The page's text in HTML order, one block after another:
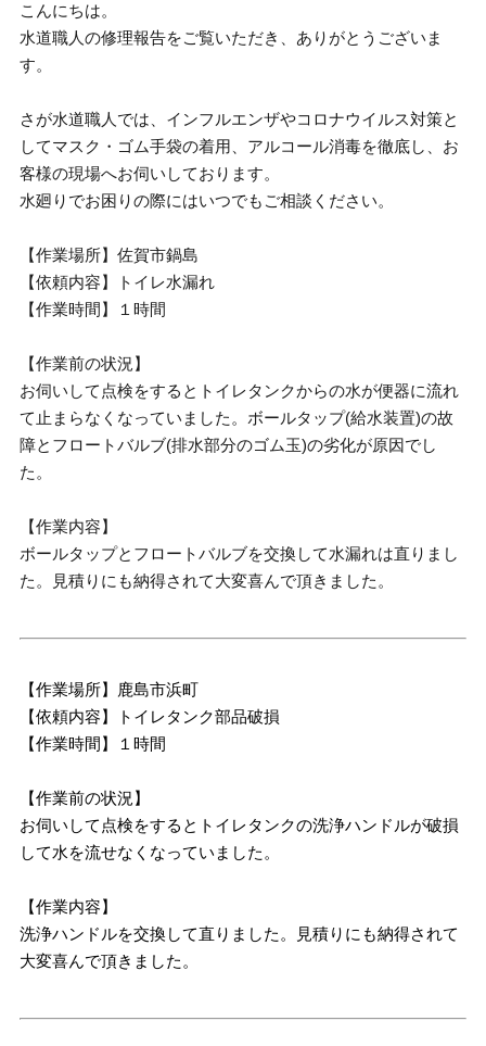
こんにちは。
水道職人の修理報告をご覧いただき、ありがとうございま
す。
さが水道職人では、インフルエンザやコロナウイルス対策と
してマスク・ゴム手袋の着用、アルコール消毒を徹底し、お
客様の現場へお伺いしております。
水廻りでお困りの際にはいつでもご相談ください。
【作業場所】佐賀市鍋島
【依頼内容】トイレ水漏れ
【作業時間】１時間
【作業前の状況】
お伺いして点検をするとトイレタンクからの水が便器に流れ
て止まらなくなっていました。ボールタップ(給水装置)の故
障とフロートバルブ(排水部分のゴム玉)の劣化が原因でし
た。
【作業内容】
ボールタップとフロートバルブを交換して水漏れは直りまし
た。見積りにも納得されて大変喜んで頂きました。
【作業場所】鹿島市浜町
【依頼内容】トイレタンク部品破損
【作業時間】１時間
【作業前の状況】
お伺いして点検をするとトイレタンクの洗浄ハンドルが破損
して水を流せなくなっていました。
【作業内容】
洗浄ハンドルを交換して直りました。見積りにも納得されて
大変喜んで頂きました。